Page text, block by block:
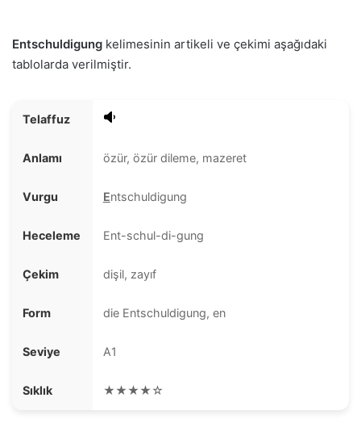
Entschuldigung kelimesinin artikeli ve çekimi aşağıdaki
tablolarda verilmiştir.
Telaffuz
Anlamı özür, özür dileme, mazeret
Vurgu Entschuldigung
Heceleme Ent-schul-di-gung
Çekim dişil, zayıf
Form die Entschuldigung, en
Seviye A1
Sıklık ★★★★☆